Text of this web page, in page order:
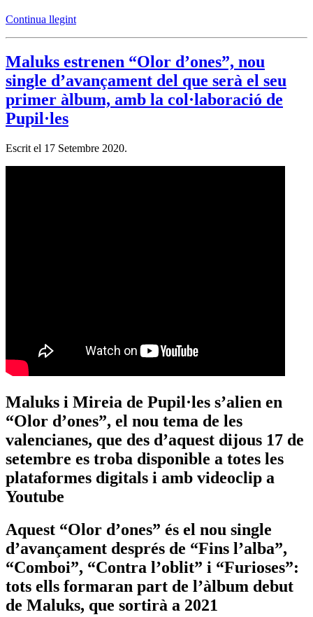
Continua llegint
Maluks estrenen “Olor d’ones”, nou
single d’avançament del que serà el seu
primer àlbum, amb la col·laboració de
Pupil·les
Escrit el 17 Setembre 2020.
Maluks i Mireia de Pupil·les s’alien en
“Olor d’ones”, el nou tema de les
valencianes, que des d’aquest dijous 17 de
setembre es troba disponible a totes les
plataformes digitals i amb videoclip a
Youtube
Aquest “Olor d’ones” és el nou single
d’avançament després de “Fins l’alba”,
“Comboi”, “Contra l’oblit” i “Furioses”:
tots ells formaran part de l’àlbum debut
de Maluks, que sortirà a 2021